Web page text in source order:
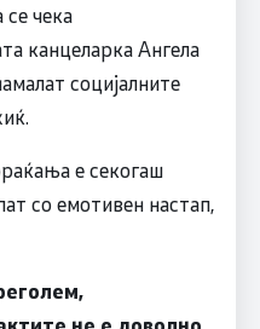
чека
канцеларка Ангела
социјалните
е секогаш
со емотивен настап,